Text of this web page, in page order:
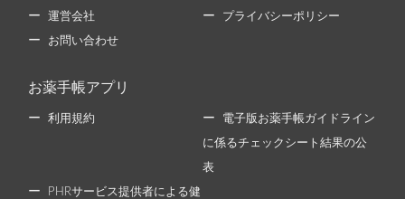
運営会社 プライバシーポリシー
お問い合わせ
お薬手帳アプリ
利用規約 電子版お薬手帳ガイドライン
に係るチェックシート結果の公
表
PHRサービス提供者による健